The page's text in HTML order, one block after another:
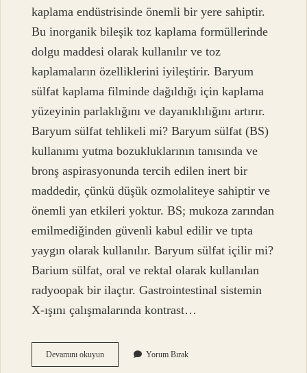
kaplama endüstrisinde önemli bir yere sahiptir.
Bu inorganik bileşik toz kaplama formüllerinde
dolgu maddesi olarak kullanılır ve toz
kaplamaların özelliklerini iyileştirir. Baryum
sülfat kaplama filminde dağıldığı için kaplama
yüzeyinin parlaklığını ve dayanıklılığını artırır.
Baryum sülfat tehlikeli mi? Baryum sülfat (BS)
kullanımı yutma bozukluklarının tanısında ve
bronş aspirasyonunda tercih edilen inert bir
maddedir, çünkü düşük ozmolaliteye sahiptir ve
önemli yan etkileri yoktur. BS; mukoza zarından
emilmediğinden güvenli kabul edilir ve tıpta
yaygın olarak kullanılır. Baryum sülfat içilir mi?
Barium sülfat, oral ve rektal olarak kullanılan
radyoopak bir ilaçtır. Gastrointestinal sistemin
X-ışını çalışmalarında kontrast…
Devamını okuyunBaryum
Sülfat
Yorum Bırak